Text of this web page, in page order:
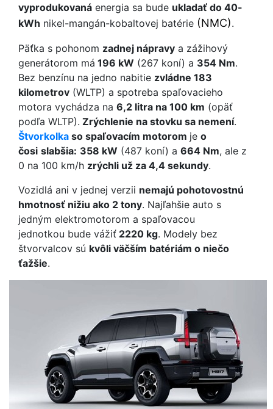
vyprodukovaná energia sa bude ukladať do 40-
kWh nikel-mangán-kobaltovej batérie (NMC).
Päťka s pohonom zadnej nápravy a zážihový
generátorom má 196 kW (267 koní) a 354 Nm.
Bez benzínu na jedno nabitie zvládne 183
kilometrov (WLTP) a spotreba spaľovacieho
motora vychádza na 6,2 litra na 100 km (opäť
podľa WLTP). Zrýchlenie na stovku sa nemení.
Štvorkolka so spaľovacím motorom je o
čosi slabšia: 358 kW (487 koní) a 664 Nm, ale z
0 na 100 km/h zrýchli už za 4,4 sekundy.
Vozidlá ani v jednej verzii nemajú pohotovostnú
hmotnosť nižiu ako 2 tony. Najľahšie auto s
jedným elektromotorom a spaľovacou
jednotkou bude vážiť 2220 kg. Modely bez
štvorvalcov sú kvôli väčším batériám o niečo
ťažšie.